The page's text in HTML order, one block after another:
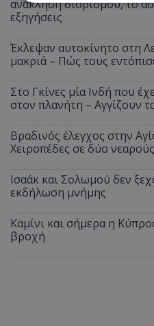
ανάκληση διορισμού, το
εξηγήσεις
Έκλεψαν αυτοκίνητο στη
μακριά – Πώς τους
Στο Γκίνες μία Ινδή που
στον πλανήτη – Αγγίζουν
Βραδινός έλεγχος στην
Χειροπέδες σε δύο νεαρούς
Ισαάκ και Σολωμού δεν
εκδήλωση μνήμης
Καμίνι και σήμερα η
βροχή
Στόχευσης
Μη
Τα απολύτως
βασικές λειτουργίες του
χωρίς τα απολύτως
Ονοματεπώνυμο
usprivacy